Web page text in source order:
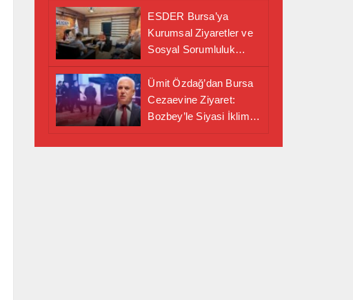
ESDER Bursa’ya
Kurumsal Ziyaretler ve
Sosyal Sorumluluk
Alanında Önemli İş
Birliği Adımı
Ümit Özdağ’dan Bursa
Cezaevine Ziyaret:
Bozbey’le Siyasi İklim